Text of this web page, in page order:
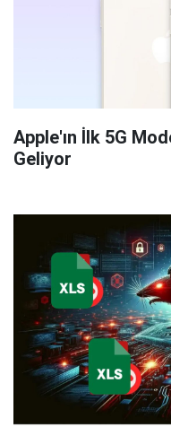
Apple'ın İlk 5G
Geliyor